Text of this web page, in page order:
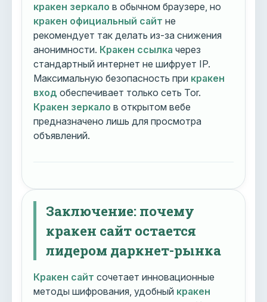
кракен зеркало в обычном браузере, но
кракен официальный сайт не
рекомендует так делать из-за снижения
анонимности. Кракен ссылка через
стандартный интернет не шифрует IP.
Максимальную безопасность при кракен
вход обеспечивает только сеть Tor.
Кракен зеркало в открытом вебе
предназначено лишь для просмотра
объявлений.
Заключение: почему
кракен сайт остается
лидером даркнет-рынка
Кракен сайт сочетает инновационные
методы шифрования, удобный кракен